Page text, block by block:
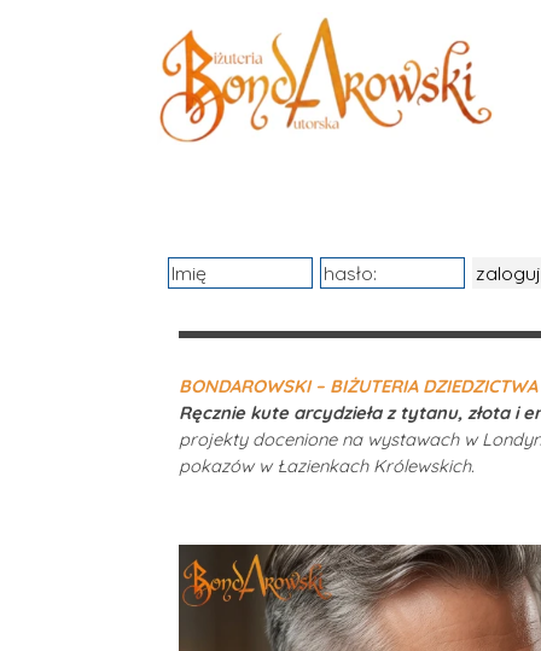
0.00 zł
BONDAROWSKI – BIŻUTERIA
Ręcznie kute arcydzieła z tytanu, złota i
projekty docenione na wystawach w
pokazów w Łazienkach Królewskich.